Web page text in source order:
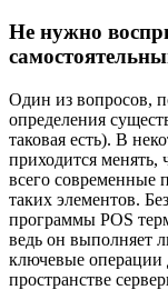
Не нужно
Один из вопросов,
определения
таковая есть). В
приходится менять,
всего современные
таких элементов.
программы POS
ведь он выполняет
ключевые операции
пространстве